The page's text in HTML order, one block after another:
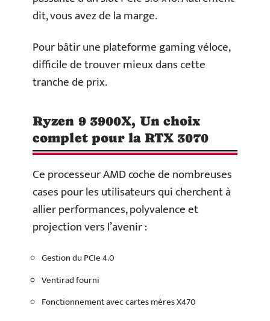
dit, vous avez de la marge.
Pour bâtir une plateforme gaming véloce,
difficile de trouver mieux dans cette
tranche de prix.
Ryzen 9 3900X, Un choix
complet pour la RTX 3070
Ce processeur AMD coche de nombreuses
cases pour les utilisateurs qui cherchent à
allier performances, polyvalence et
projection vers l’avenir :
Gestion du PCIe 4.0
Ventirad fourni
Fonctionnement avec cartes mères X470